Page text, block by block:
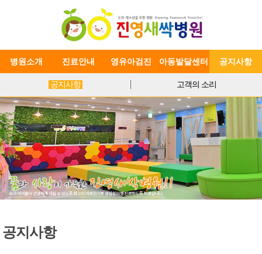
병원소개 진료안내 영유아검진 아동발달센터 공지사항
공지사항 고객의 소리
공지사항